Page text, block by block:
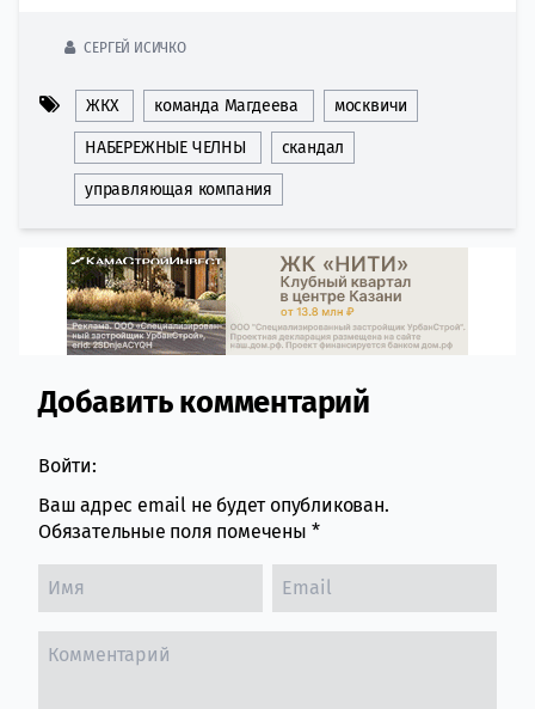
СЕРГЕЙ ИСИЧКО
ЖКХ команда Магдеева москвичи
НАБЕРЕЖНЫЕ ЧЕЛНЫ скандал
управляющая компания
Comment section
Добавить комментарий
Войти:
Ваш адрес email не будет опубликован.
Обязательные поля помечены *